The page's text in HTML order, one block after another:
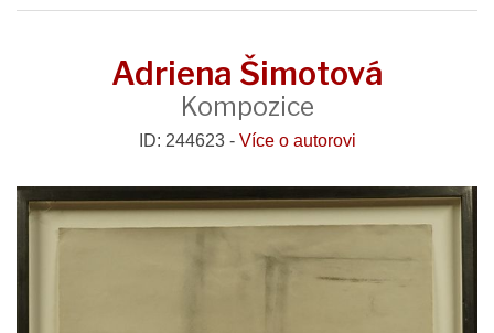
Adriena Šimotová
Kompozice
ID: 244623 - Více o autorovi